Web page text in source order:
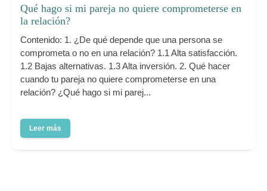
Qué hago si mi pareja no quiere comprometerse en
la relación?
Contenido: 1. ¿De qué depende que una persona se
comprometa o no en una relación? 1.1 Alta satisfacción.
1.2 Bajas alternativas. 1.3 Alta inversión. 2. Qué hacer
cuando tu pareja no quiere comprometerse en una
relación? ¿Qué hago si mi parej...
Leer más